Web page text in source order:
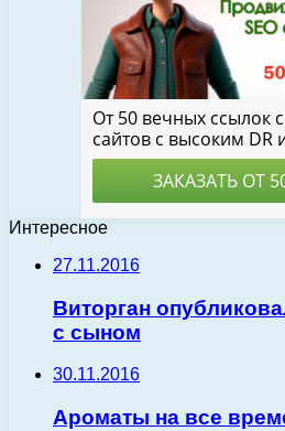
Интересное
27.11.2016
Виторган
с сыном
30.11.2016
Ароматы на все